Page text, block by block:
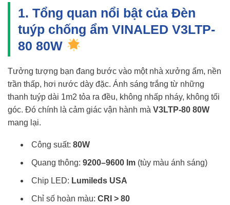
1. Tổng quan nổi bật của Đèn
tuýp chống ẩm VINALED V3LTP-
80 80W
Tưởng tượng bạn đang bước vào một nhà xưởng ẩm, nền
trần thấp, hơi nước dày đặc. Ánh sáng trắng từ những
thanh tuýp dài 1m2 tỏa ra đều, không nhấp nháy, không tối
góc. Đó chính là cảm giác vận hành mà V3LTP-80 80W
mang lại.
Công suất: 80W
Quang thông: 9200–9600 lm(tùy màu ánh sáng)
Chip LED: Lumileds USA
Chỉ số hoàn màu: CRI > 80